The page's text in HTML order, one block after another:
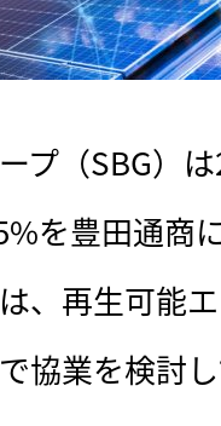
プ（SBG）
を豊田通商
、再生可能
協業を検討